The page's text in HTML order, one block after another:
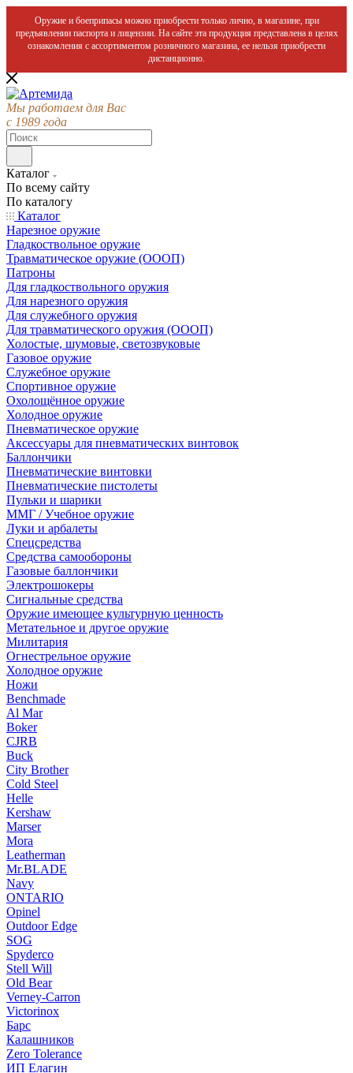
Оружие и боеприпасы можно приобрести только лично, в магазине, при
предъявлении паспорта и лицензии. На сайте эта продукция представлена в целях
ознакомления с ассортиментом розничного магазина, ее нельзя приобрести
дистанционно.
Мы работаем для Вас
с 1989 года
Каталог
По всему сайту
По каталогу
Каталог
Нарезное оружие
Гладкоствольное оружие
Травматическое оружие (ОООП)
Патроны
Для гладкоствольного оружия
Для нарезного оружия
Для служебного оружия
Для травматического оружия (ОООП)
Холостые, шумовые, светозвуковые
Газовое оружие
Служебное оружие
Спортивное оружие
Охолощённое оружие
Холодное оружие
Пневматическое оружие
Аксессуары для пневматических винтовок
Баллончики
Пневматические винтовки
Пневматические пистолеты
Пульки и шарики
ММГ / Учебное оружие
Луки и арбалеты
Спецсредства
Средства самообороны
Газовые баллончики
Электрошокеры
Сигнальные средства
Оружие имеющее культурную ценность
Метательное и другое оружие
Милитария
Огнестрельное оружие
Холодное оружие
Ножи
Benchmade
Al Mar
Boker
CJRB
Buck
City Brother
Cold Steel
Helle
Kershaw
Marser
Mora
Leatherman
Mr.BLADE
Navy
ONTARIO
Opinel
Outdoor Edge
SOG
Spyderco
Stell Will
Old Bear
Verney-Carron
Victorinox
Барс
Калашников
Zero Tolerance
ИП Елагин